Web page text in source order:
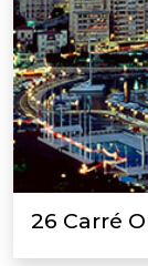
26 Carré